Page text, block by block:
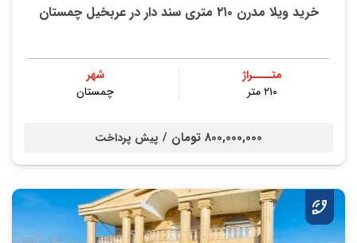
خرید ویلا مدرن ۲۱۰ متری سند دار در عربخیل چمستان
متــــراژ
۲۱۰ متر
شهر
چمستان
800,000,000 تومان / پیش پرداخت